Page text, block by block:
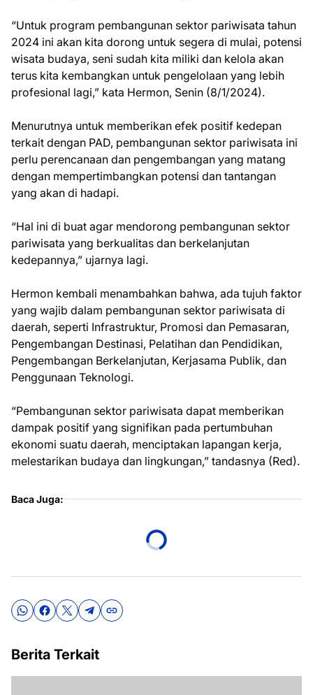
“Untuk program pembangunan sektor pariwisata tahun
2024 ini akan kita dorong untuk segera di mulai, potensi
wisata budaya, seni sudah kita miliki dan kelola akan
terus kita kembangkan untuk pengelolaan yang lebih
profesional lagi,” kata Hermon, Senin (8/1/2024).
Menurutnya untuk memberikan efek positif kedepan
terkait dengan PAD, pembangunan sektor pariwisata ini
perlu perencanaan dan pengembangan yang matang
dengan mempertimbangkan potensi dan tantangan
yang akan di hadapi.
“Hal ini di buat agar mendorong pembangunan sektor
pariwisata yang berkualitas dan berkelanjutan
kedepannya,” ujarnya lagi.
Hermon kembali menambahkan bahwa, ada tujuh faktor
yang wajib dalam pembangunan sektor pariwisata di
daerah, seperti Infrastruktur, Promosi dan Pemasaran,
Pengembangan Destinasi, Pelatihan dan Pendidikan,
Pengembangan Berkelanjutan, Kerjasama Publik, dan
Penggunaan Teknologi.
“Pembangunan sektor pariwisata dapat memberikan
dampak positif yang signifikan pada pertumbuhan
ekonomi suatu daerah, menciptakan lapangan kerja,
melestarikan budaya dan lingkungan,” tandasnya (Red).
Baca Juga:
Berita Terkait